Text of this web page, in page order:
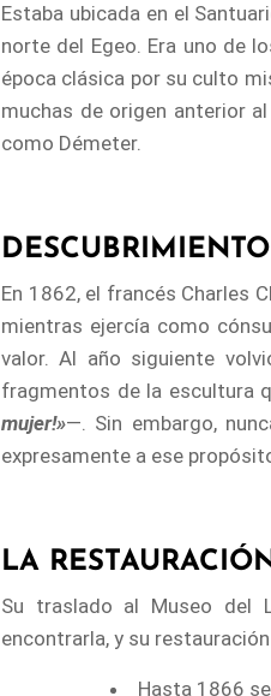
Estaba ubicada en el
norte del Egeo. Era uno de
época clásica por su culto
muchas de origen anterior
como Démeter.
DESCUBRIMIENTO
En 1862, el francés Charles
mientras ejercía como
valor. Al año siguiente
fragmentos de la escultura
mujer!»—. Sin embargo,
expresamente a ese
LA
Su traslado al Museo del
encontrarla, y su
Hasta 1866